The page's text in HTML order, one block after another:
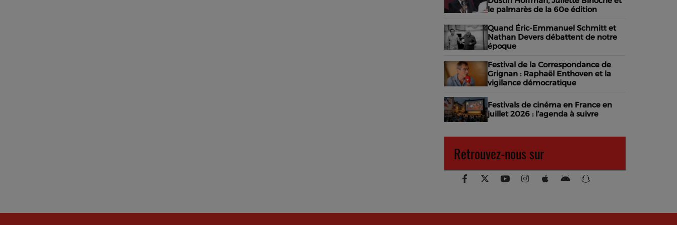
le palmarès de la 60e édition
Quand Éric-Emmanuel Schmitt et
Nathan Devers débattent de notre
époque
Festival de la Correspondance de
Grignan : Raphaël Enthoven et la
vigilance démocratique
Festivals de cinéma en France en
juillet 2026 : l’agenda à suivre
Retrouvez-nous sur